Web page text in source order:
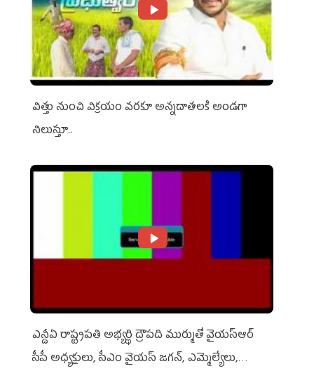
విత్తు నుంచి విక్రయం వరకూ అన్నదాతలకి అండగా
నిలుస్తూ..
ఎన్డీఏ రాష్ట్ర‌ప‌తి అభ్య‌ర్థి ద్రౌప‌ది ముర్ముతో వైయ‌స్ఆర్
సీపీ అధ్య‌క్షులు, సీఎం వైయ‌స్ జ‌గ‌న్, ఎమ్మెల్యేలు,